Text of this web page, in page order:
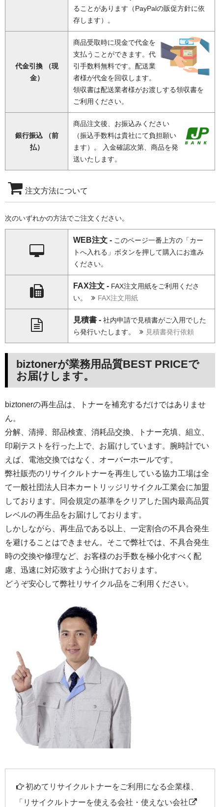
ることがあります（PayPalの販促方針に依
存します）。
代金引換 （現
金）
商品受取時に現金で代金を
支払うことができます。代
引手数料無料です。配送業
者様が代金を回収します。
領収書は配送業者様がお渡しする領収書を
ご利用ください。
銀行振込 （前
払）
商品注文後、お振込みください
（振込手数料は貴社にて負担願い
ます）。 入金確認次第、商品を発
送いたします。
注文方法について
次のいずれかの方法でご注文ください。
WEB注文 - このページ一番上方の「カー
トへ入れる」ボタンを押して購入にお進み
ください。
FAX注文 - FAX注文用紙をご利用くださ
い。
FAX注文用紙
見積書 - 社内申請で見積書がご入用でした
ら発行いたします。
見積書発行依頼
biztonerが業務用品質BEST PRICEで
お届けします。
biztonerの再生品は、トナーを補充するだけではありませ
ん。
分解、清掃、部品検査、消耗品交換、トナー充填、組立、
印刷テストを行った上で、お届けしています。腕時計でい
えば、電池交換ではなく、オーバーホールです。
弊社販売のリサイクルトナーを再生している協力工場は全
て一般社団法人日本カートリッジリサイクル工業会に加盟
しております。同会規定の基準をクリアした国内最高品質
レベルの再生品をお届けしております。
しかしながら、再生品である以上、一定割合の不具合発生
を避けることはできません。そこで弊社では、不具合発生
時の交換や修理など、お客様のお手数を極小化すべく配
慮、迅速に対応致すよう心掛けております。
どうぞ安心して弊社リサイクル品をご利用ください。
初めてリサイクルトナーをご利用になる企業様、
「 リサイクルトナーを使える会社・使えない会社